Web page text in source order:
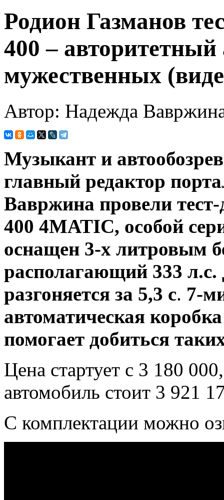
Родион Газманов
400 –
мужественных
Автор: Надежда
Музыкант и
главный редактор
Вавржина провели
400 4MATIC, особой
оснащен 3-х литровым
располагающий 333
разгоняется за 5,3 с. 7-
автоматическая
помогает добиться
Цена стартует с 3 180
автомобиль стоит 3 921
С комплектации можно